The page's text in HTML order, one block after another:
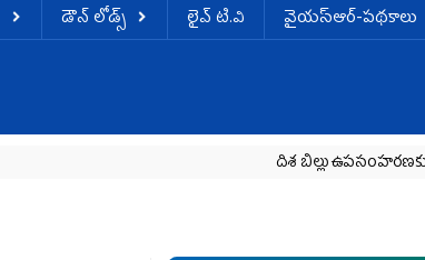
డౌన్ లోడ్స్ లైవ్ టి.వి వైయస్ఆర్-పథకాలు
దిశ బిల్లు ఉపసంహరణకు